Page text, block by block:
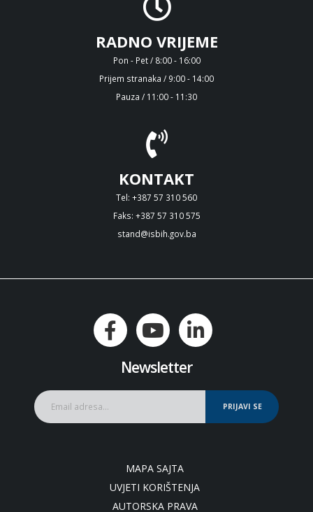
RADNO VRIJEME
Pon - Pet / 8:00 - 16:00
Prijem stranaka / 9:00 - 14:00
Pauza / 11:00 - 11:30
KONTAKT
Tel: +387 57 310 560
Faks: +387 57 310 575
stand@isbih.gov.ba
Newsletter
PRIJAVI SE
MAPA SAJTA
UVJETI KORIŠTENJA
AUTORSKA PRAVA